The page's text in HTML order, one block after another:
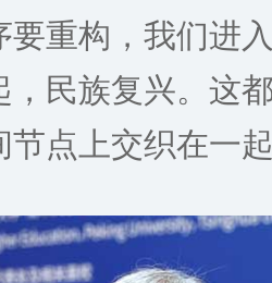
要重构，我们进
，民族复兴。这
节点上交织在一